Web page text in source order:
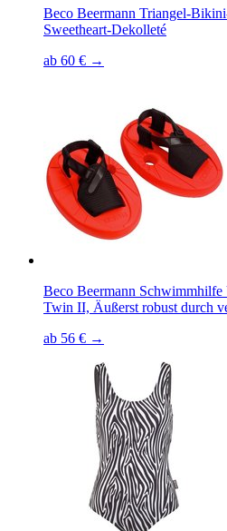
Beco Beermann Triangel-
Sweetheart-Dekolleté
ab 60 € →
Beco Beermann Schwimmhilfe
Twin II, Äußerst robust durch
ab 56 € →